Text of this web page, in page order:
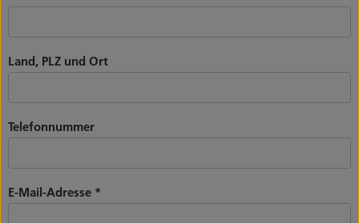
Land, PLZ und Ort
Telefonnummer
E-Mail-Adresse *